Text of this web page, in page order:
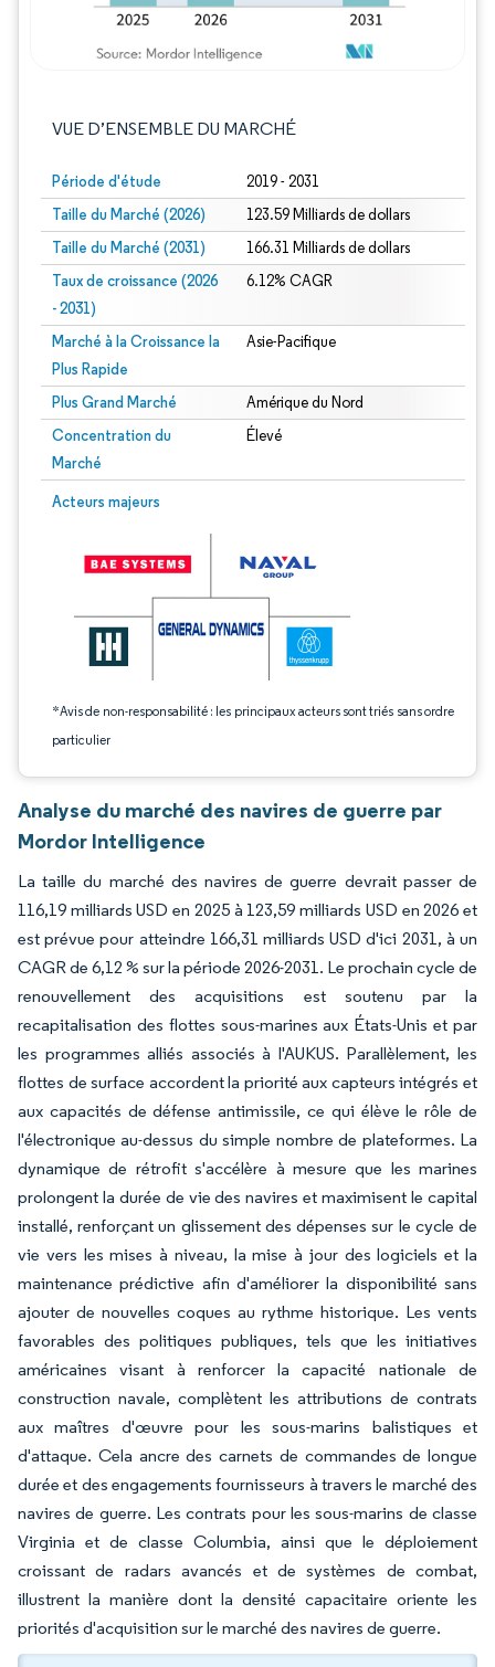
VUE D’ENSEMBLE DU MARCHÉ
Période d'étude 2019 - 2031
Taille du Marché (2026) 123.59 Milliards de dollars
Taille du Marché (2031) 166.31 Milliards de dollars
Taux de croissance (2026
- 2031)
6.12% CAGR
Marché à la Croissance la
Plus Rapide
Asie-Pacifique
Plus Grand Marché Amérique du Nord
Concentration du
Marché
Élevé
Acteurs majeurs
*Avis de non-responsabilité : les principaux acteurs sont triés sans ordre
particulier
Image © Mordor Intelligence. La réutilisation nécessite une attribution sous CC
Analyse du marché des navires de guerre par
Mordor Intelligence
La taille du marché des navires de guerre devrait passer de
116,19 milliards USD en 2025 à 123,59 milliards USD en 2026 et
est prévue pour atteindre 166,31 milliards USD d'ici 2031, à un
CAGR de 6,12 % sur la période 2026-2031. Le prochain cycle de
renouvellement des acquisitions est soutenu par la
recapitalisation des flottes sous-marines aux États-Unis et par
les programmes alliés associés à l'AUKUS. Parallèlement, les
flottes de surface accordent la priorité aux capteurs intégrés et
aux capacités de défense antimissile, ce qui élève le rôle de
l'électronique au-dessus du simple nombre de plateformes. La
dynamique de rétrofit s'accélère à mesure que les marines
prolongent la durée de vie des navires et maximisent le capital
installé, renforçant un glissement des dépenses sur le cycle de
vie vers les mises à niveau, la mise à jour des logiciels et la
maintenance prédictive afin d'améliorer la disponibilité sans
ajouter de nouvelles coques au rythme historique. Les vents
favorables des politiques publiques, tels que les initiatives
américaines visant à renforcer la capacité nationale de
construction navale, complètent les attributions de contrats
aux maîtres d'œuvre pour les sous-marins balistiques et
d'attaque. Cela ancre des carnets de commandes de longue
durée et des engagements fournisseurs à travers le marché des
navires de guerre. Les contrats pour les sous-marins de classe
Virginia et de classe Columbia, ainsi que le déploiement
croissant de radars avancés et de systèmes de combat,
illustrent la manière dont la densité capacitaire oriente les
priorités d'acquisition sur le marché des navires de guerre.